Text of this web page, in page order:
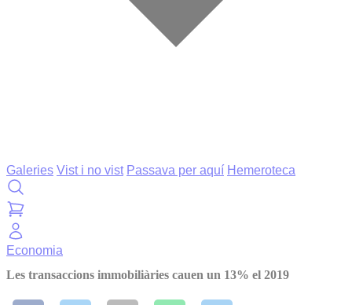
Galeries Vist i no vist Passava per aquí Hemeroteca
Economia
Les transaccions immobiliàries cauen un 13% el 2019